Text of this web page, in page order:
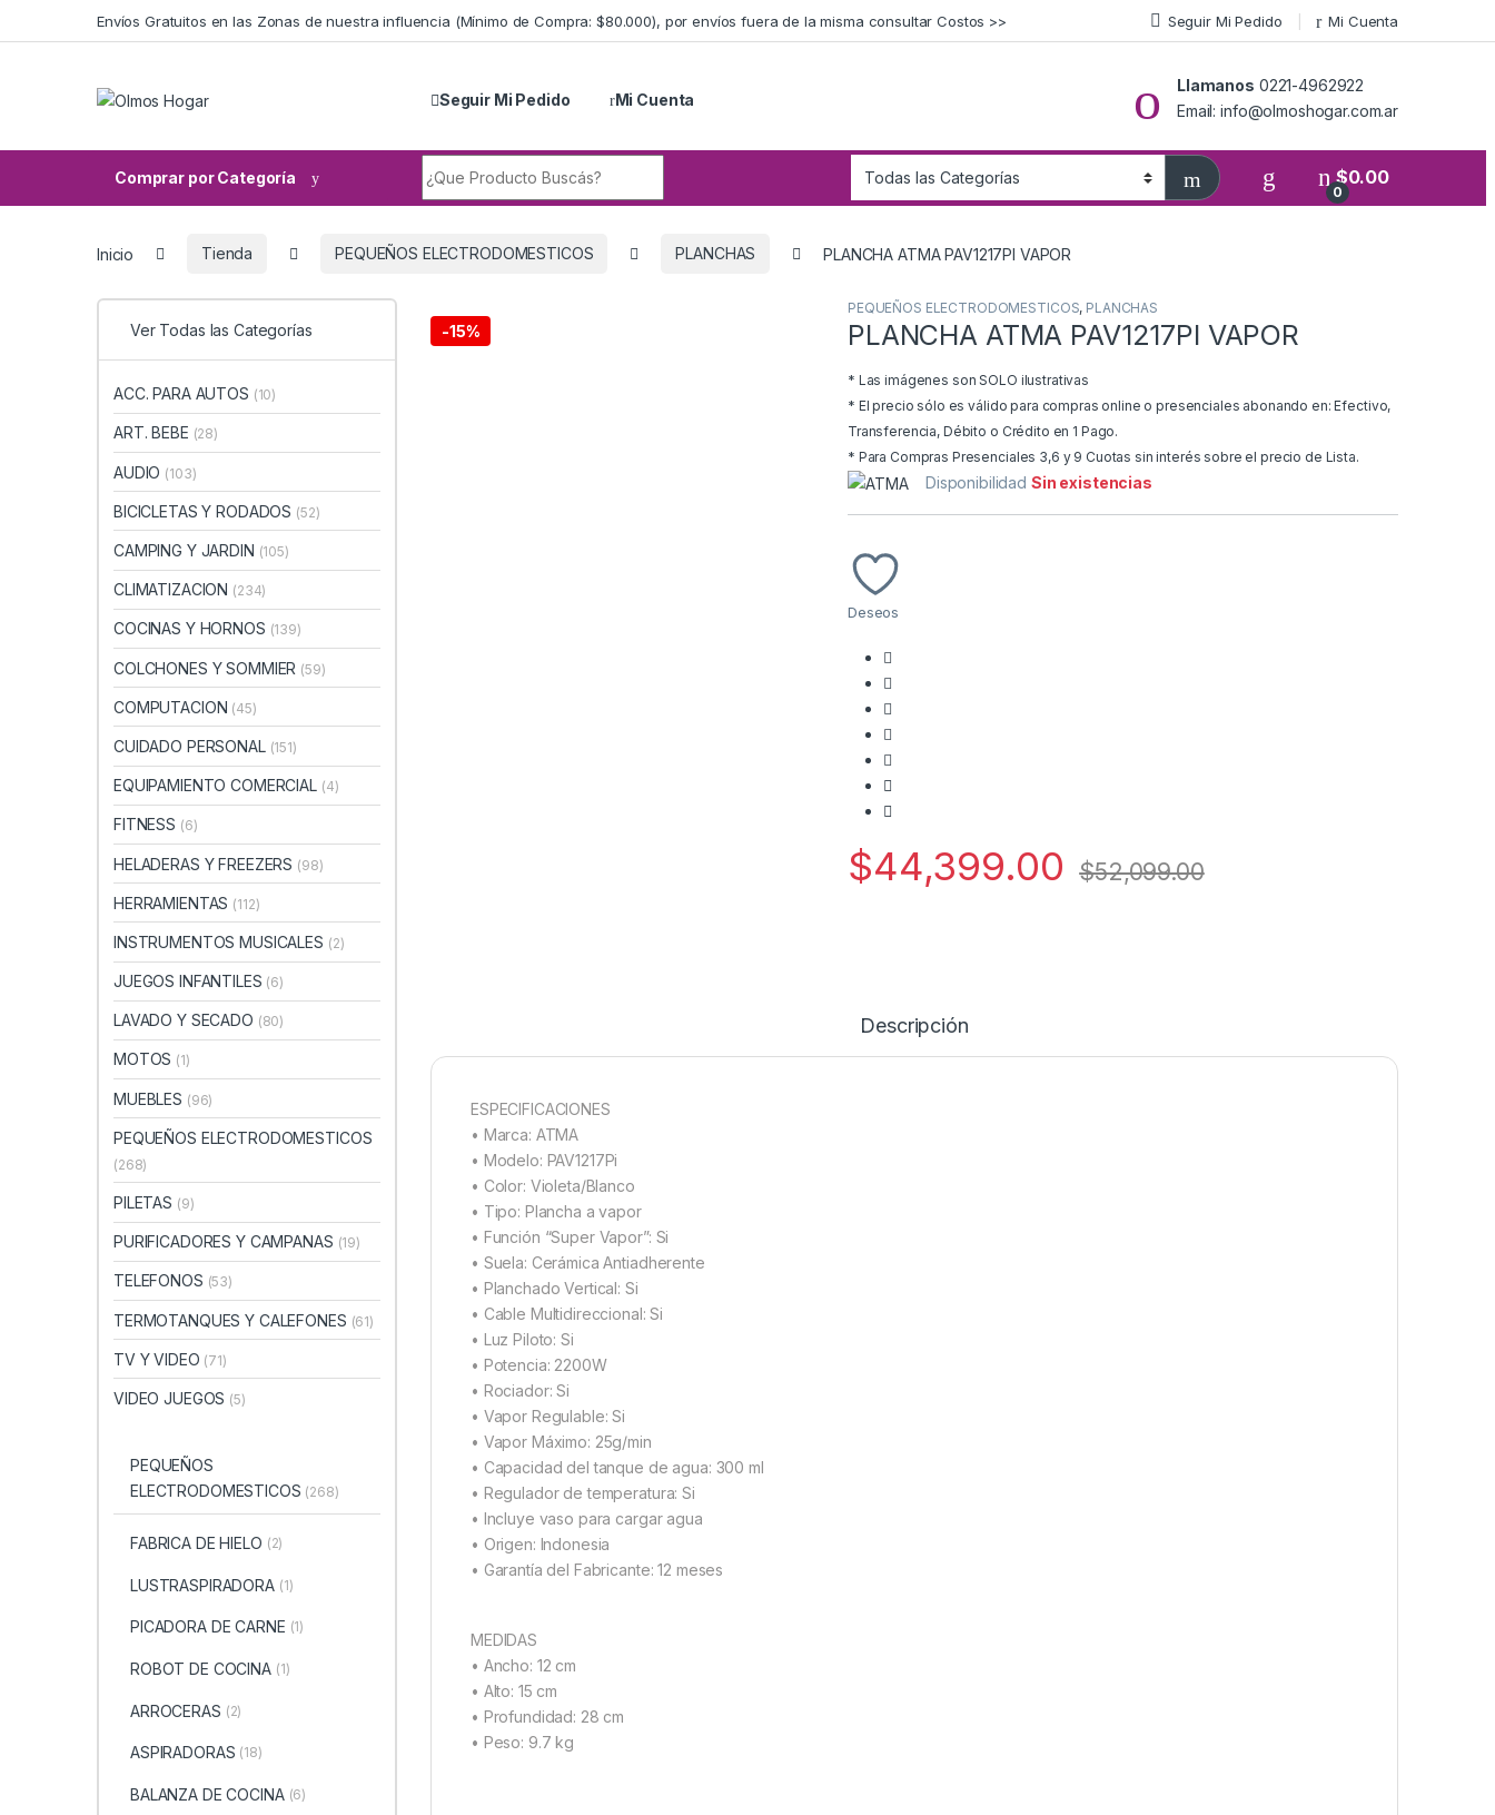
Skip to navigationEnvíos Gratuitos en las Zonas de nuestra influencia (Mínimo de Compra: $80.000), por envíos fuera de la misma consultar Costos >> Seguir Mi Pedido Mi Cuenta
Seguir Mi Pedido Mi Cuenta
Llamanos 0221-4962922
Email: info@olmoshogar.com.ar
Comprar por Categoría
0
$0.00
Inicio Tienda PEQUEÑOS ELECTRODOMESTICOS PLANCHAS PLANCHA ATMA PAV1217PI VAPOR
-15%
PEQUEÑOS ELECTRODOMESTICOS, PLANCHAS
PLANCHA ATMA PAV1217PI VAPOR
* Las imágenes son SOLO ilustrativas
* El precio sólo es válido para compras online o presenciales abonando en: Efectivo,
Transferencia, Débito o Crédito en 1 Pago.
* Para Compras Presenciales 3,6 y 9 Cuotas sin interés sobre el precio de Lista.
Disponibilidad Sin existencias
Deseos
$44,399.00 $52,099.00
Descripción
ESPECIFICACIONES
• Marca: ATMA
• Modelo: PAV1217Pi
• Color: Violeta/Blanco
• Tipo: Plancha a vapor
• Función “Super Vapor”: Si
• Suela: Cerámica Antiadherente
• Planchado Vertical: Si
• Cable Multidireccional: Si
• Luz Piloto: Si
• Potencia: 2200W
• Rociador: Si
• Vapor Regulable: Si
• Vapor Máximo: 25g/min
• Capacidad del tanque de agua: 300 ml
• Regulador de temperatura: Si
• Incluye vaso para cargar agua
• Origen: Indonesia
• Garantía del Fabricante: 12 meses
MEDIDAS
• Ancho: 12 cm
• Alto: 15 cm
• Profundidad: 28 cm
• Peso: 9.7 kg
Ver Todas las Categorías
ACC. PARA AUTOS (10)
ART. BEBE (28)
AUDIO (103)
BICICLETAS Y RODADOS (52)
CAMPING Y JARDIN (105)
CLIMATIZACION (234)
COCINAS Y HORNOS (139)
COLCHONES Y SOMMIER (59)
COMPUTACION (45)
CUIDADO PERSONAL (151)
EQUIPAMIENTO COMERCIAL (4)
FITNESS (6)
HELADERAS Y FREEZERS (98)
HERRAMIENTAS (112)
INSTRUMENTOS MUSICALES (2)
JUEGOS INFANTILES (6)
LAVADO Y SECADO (80)
MOTOS (1)
MUEBLES (96)
PEQUEÑOS ELECTRODOMESTICOS
(268)
PILETAS (9)
PURIFICADORES Y CAMPANAS (19)
TELEFONOS (53)
TERMOTANQUES Y CALEFONES (61)
TV Y VIDEO (71)
VIDEO JUEGOS (5)
PEQUEÑOS
ELECTRODOMESTICOS (268)
FABRICA DE HIELO (2)
LUSTRASPIRADORA (1)
PICADORA DE CARNE (1)
ROBOT DE COCINA (1)
ARROCERAS (2)
ASPIRADORAS (18)
BALANZA DE COCINA (6)